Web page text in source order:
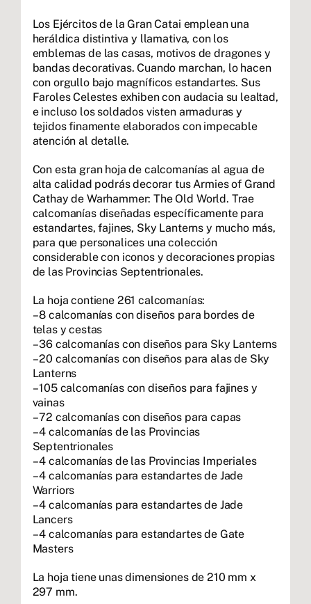
Los Ejércitos de la Gran Catai emplean una
heráldica distintiva y llamativa, con los
emblemas de las casas, motivos de dragones y
bandas decorativas. Cuando marchan, lo hacen
con orgullo bajo magníficos estandartes. Sus
Faroles Celestes exhiben con audacia su lealtad,
e incluso los soldados visten armaduras y
tejidos finamente elaborados con impecable
atención al detalle.
Con esta gran hoja de calcomanías al agua de
alta calidad podrás decorar tus Armies of Grand
Cathay de Warhammer: The Old World. Trae
calcomanías diseñadas específicamente para
estandartes, fajines, Sky Lanterns y mucho más,
para que personalices una colección
considerable con iconos y decoraciones propias
de las Provincias Septentrionales.
La hoja contiene 261 calcomanías:
– 8 calcomanías con diseños para bordes de
telas y cestas
– 36 calcomanías con diseños para Sky Lanterns
– 20 calcomanías con diseños para alas de Sky
Lanterns
– 105 calcomanías con diseños para fajines y
vainas
– 72 calcomanías con diseños para capas
– 4 calcomanías de las Provincias
Septentrionales
– 4 calcomanías de las Provincias Imperiales
– 4 calcomanías para estandartes de Jade
Warriors
– 4 calcomanías para estandartes de Jade
Lancers
– 4 calcomanías para estandartes de Gate
Masters
La hoja tiene unas dimensiones de 210 mm x
297 mm.